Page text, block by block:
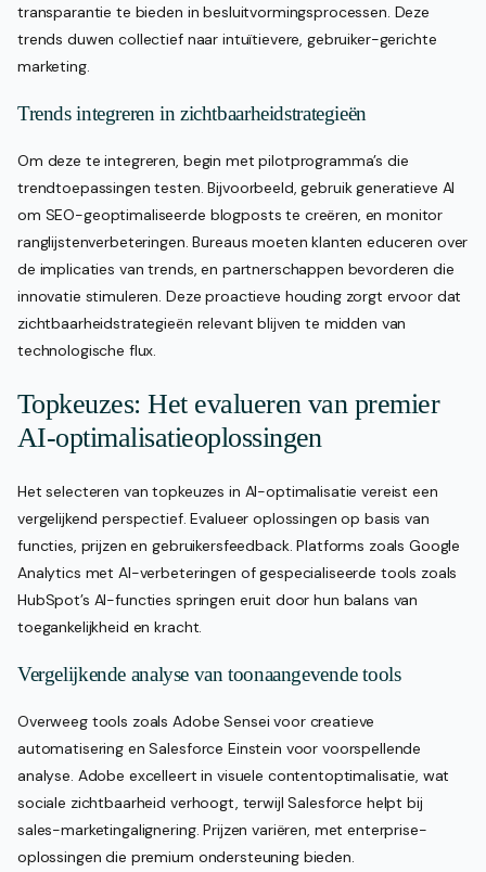
transparantie te bieden in besluitvormingsprocessen. Deze
trends duwen collectief naar intuïtievere, gebruiker-gerichte
marketing.
Trends integreren in zichtbaarheidstrategieën
Om deze te integreren, begin met pilotprogramma’s die
trendtoepassingen testen. Bijvoorbeeld, gebruik generatieve AI
om SEO-geoptimaliseerde blogposts te creëren, en monitor
ranglijstenverbeteringen. Bureaus moeten klanten educeren over
de implicaties van trends, en partnerschappen bevorderen die
innovatie stimuleren. Deze proactieve houding zorgt ervoor dat
zichtbaarheidstrategieën relevant blijven te midden van
technologische flux.
Topkeuzes: Het evalueren van premier
AI-optimalisatieoplossingen
Het selecteren van topkeuzes in AI-optimalisatie vereist een
vergelijkend perspectief. Evalueer oplossingen op basis van
functies, prijzen en gebruikersfeedback. Platforms zoals Google
Analytics met AI-verbeteringen of gespecialiseerde tools zoals
HubSpot’s AI-functies springen eruit door hun balans van
toegankelijkheid en kracht.
Vergelijkende analyse van toonaangevende tools
Overweeg tools zoals Adobe Sensei voor creatieve
automatisering en Salesforce Einstein voor voorspellende
analyse. Adobe excelleert in visuele contentoptimalisatie, wat
sociale zichtbaarheid verhoogt, terwijl Salesforce helpt bij
sales-marketingalignering. Prijzen variëren, met enterprise-
oplossingen die premium ondersteuning bieden.